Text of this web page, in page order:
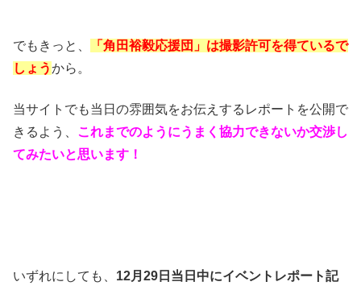
でもきっと、
「角田裕毅応援団」は撮影許可を得ているで
しょうから。
当サイトでも当日の雰囲気をお伝えするレポートを公開で
きるよう、 これまでのようにうまく協力できないか交渉し
てみたいと思います！
いずれにしても、 12月29日当日中にイベントレポート記